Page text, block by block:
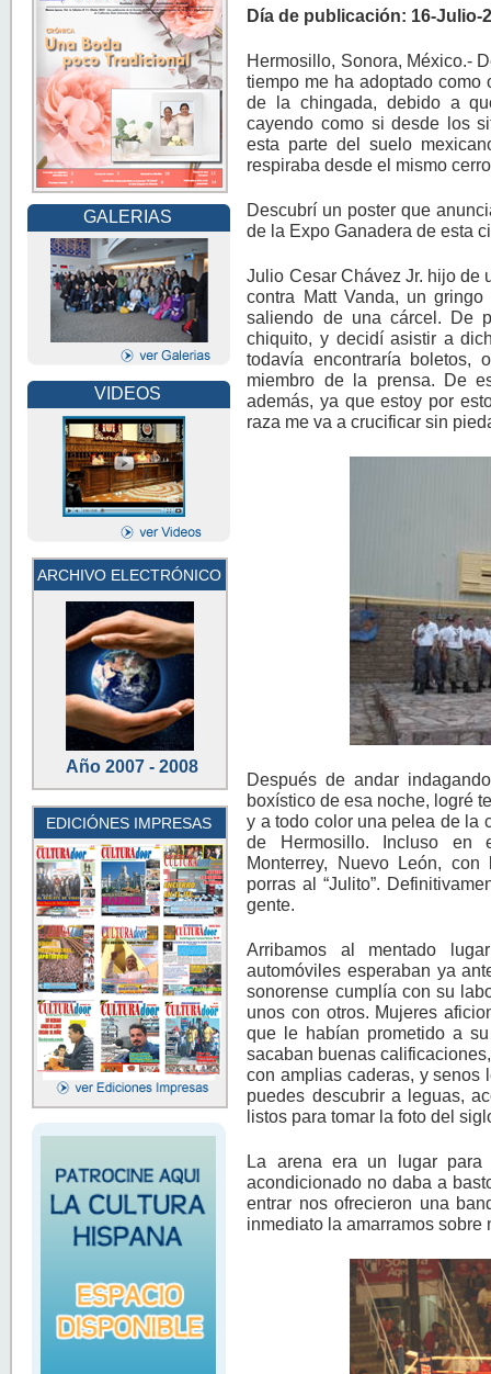
GALERIAS
VIDEOS
ARCHIVO ELECTRÓNICO
Año 2007 - 2008
EDICIÓNES IMPRESAS
Día de publicación: 16-Julio-
Hermosillo, Sonora, México.-
tiempo me ha adoptado como
de la chingada, debido a
cayendo como si desde los
esta parte del suelo
respiraba desde el mismo
Descubrí un poster que
de la Expo Ganadera de esta
Julio Cesar Chávez Jr. hijo de
contra Matt Vanda, un
saliendo de una cárcel. De
chiquito, y decidí asistir a
todavía encontraría boletos,
miembro de la prensa. De
además, ya que estoy por
raza me va a crucificar sin
Después de andar
boxístico de esa noche, logré
y a todo color una pelea de la
de Hermosillo. Incluso en
Monterrey, Nuevo León,
porras al “Julito”.
gente.
Arribamos al mentado
automóviles esperaban ya
sonorense cumplía con su
unos con otros. Mujeres
que le habían prometido a
sacaban buenas
con amplias caderas, y senos
puedes descubrir a leguas,
listos para tomar la foto del
La arena era un lugar para
acondicionado no daba a
entrar nos ofrecieron una
inmediato la amarramos sobre